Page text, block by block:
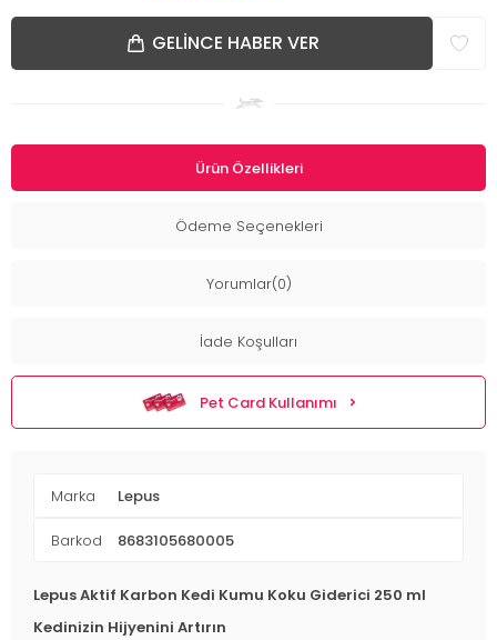
GELINCE HABER VER
Ürün Özellikleri
Ödeme Seçenekleri
Yorumlar(0)
İade Koşulları
Pet Card Kullanımı
Marka Lepus
Barkod 8683105680005
Lepus Aktif Karbon Kedi Kumu Koku Giderici 250 ml
Kedinizin Hijyenini Artırın